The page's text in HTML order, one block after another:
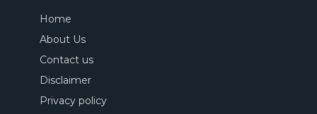
Home
About Us
Contact us
Disclaimer
Privacy policy